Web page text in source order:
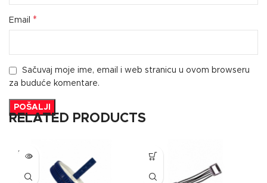
Email *
Sačuvaj moje ime, email i web stranicu u ovom browseru
za buduće komentare.
RELATED PRODUCTS
SOLD
OUT